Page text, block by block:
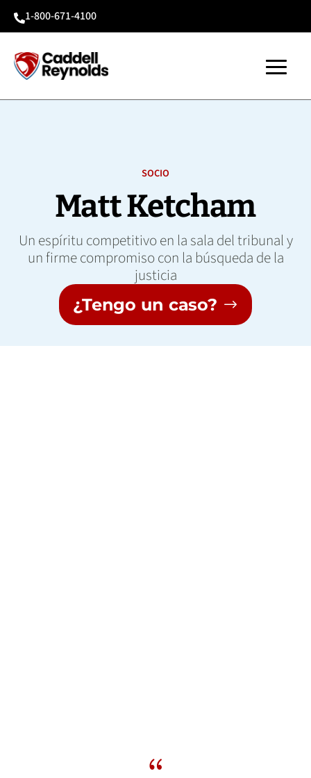
1-800-671-4100
SOCIO
Matt Ketcham
Un espíritu competitivo en la sala del tribunal y
un firme compromiso con la búsqueda de la
justicia
¿Tengo un caso?
{